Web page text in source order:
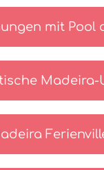
mit Pool
Madeira-